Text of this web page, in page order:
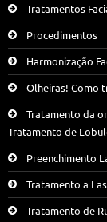
Tratamentos
Procedimentos
Harmonização
Olheiras! Como
Tratamento da
Tratamento de
Preenchimento
Tratamento a
Tratamento de